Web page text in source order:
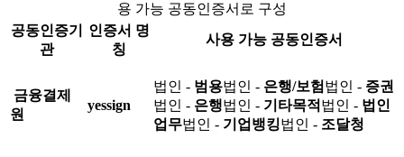
용 가능 공동인증서로 구성
공동인증기
관
인증서 명
칭
사용 가능 공동인증서
금융결제
원
yessign
법인 - 범용법인 - 은행/보험 법인 - 증권
법인 - 은행법인 - 기타목적 법인 - 법인
업무법인 - 기업뱅킹법인 - 조달청